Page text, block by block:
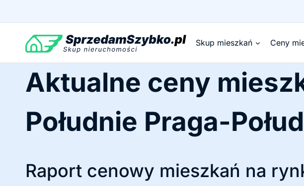
Skup mieszkań Ceny
Aktualne ceny
Południe Praga-
Raport cenowy mieszkań na